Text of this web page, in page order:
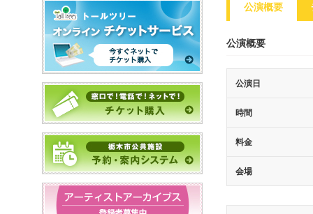
公演概要
公演概要
公演日
時間
料金
会場